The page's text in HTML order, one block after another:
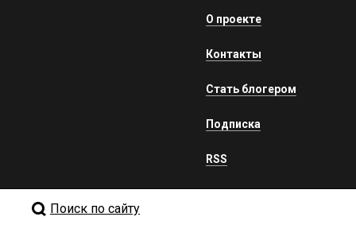
О проекте
Контакты
Стать блогером
Подписка
RSS
Поиск по сайту